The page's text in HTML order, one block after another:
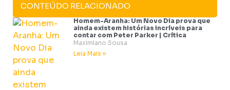
CONTEÚDO RELACIONADO
Homem-Aranha: Um Novo Dia prova que
ainda existem histórias incríveis para
contar com Peter Parker | Crítica
Maximiano Sousa
Leia Mais »